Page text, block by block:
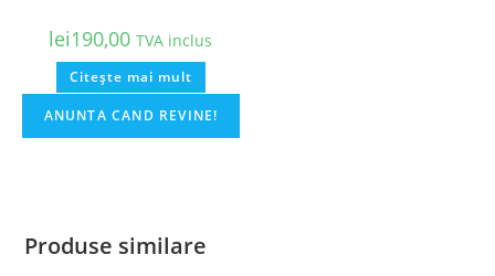
lei190,00 TVA inclus
Citește mai mult
Produse similare